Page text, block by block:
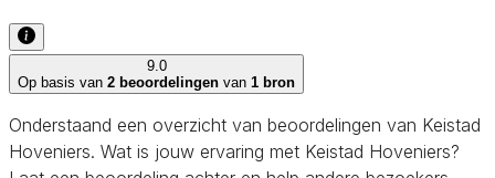
9.0
Op basis van 2 beoordelingen van 1 bron
Onderstaand een overzicht van beoordelingen van Keistad
Hoveniers. Wat is jouw ervaring met Keistad Hoveniers?